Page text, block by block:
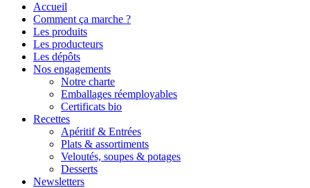
Accueil
Comment ça marche ?
Les produits
Les producteurs
Les dépôts
Nos engagements
Notre charte
Emballages réemployables
Certificats bio
Recettes
Apéritif & Entrées
Plats & assortiments
Veloutés, soupes & potages
Desserts
Newsletters